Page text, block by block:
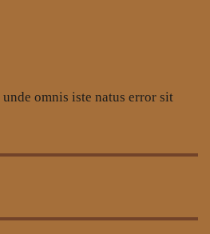
omnis iste natus error sit